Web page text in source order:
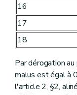
16
17
18
Par dérogation
malus est égal à
l'article 2, §2,